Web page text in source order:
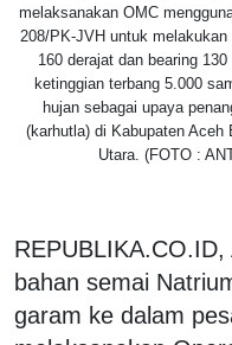
melaksanakan OMC
208/PK-JVH untuk
160 derajat dan bearing
ketinggian terbang 5.000
hujan sebagai upaya
(karhutla) di Kabupaten Aceh
Utara. (FOTO :
bahan semai
garam ke dalam